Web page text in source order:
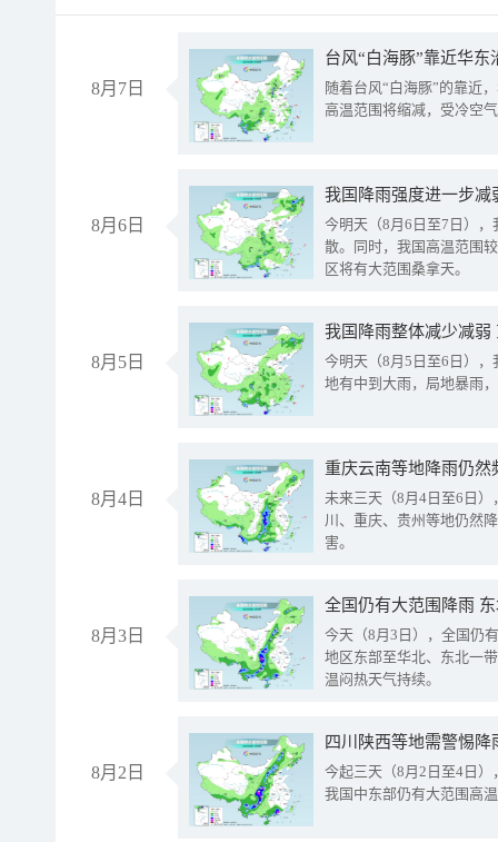
8月7日
台风“白海豚”靠近华
随着台风“白海豚”的靠近
高温范围将缩减，受冷空
8月6日
今明天（8月6日至7日）
散。同时，我国高温范围
区将有大范围桑拿天。
8月5日
我国降雨整体减少减弱
今明天（8月5日至6日）
地有中到大雨，局地暴雨
8月4日
重庆云南等地降雨仍然
未来三天（8月4日至6日
川、重庆、贵州等地仍然
害。
8月3日
全国仍有大范围降雨
今天（8月3日），全国仍
地区东部至华北、东北一
温闷热天气持续。
8月2日
今起三天（8月2日至4日
我国中东部仍有大范围高